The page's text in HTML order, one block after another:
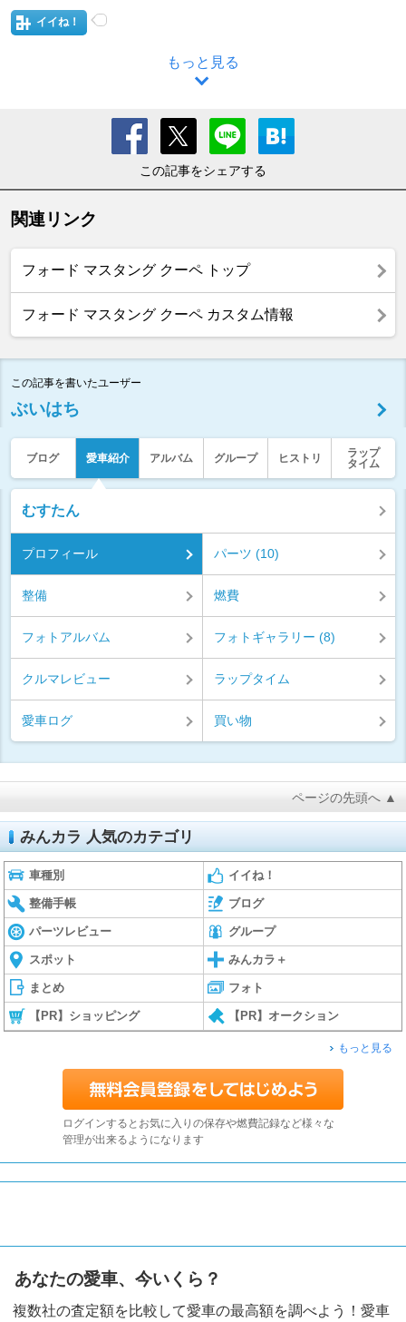
イイね！
もっと見る
この記事をシェアする
関連リンク
フォード マスタング クーペ トップ
フォード マスタング クーペ カスタム情報
この記事を書いたユーザー
ぶいはち
ブログ 愛車紹介 アルバム グループ ヒストリ
ラップ
タイム
むすたん
プロフィール パーツ (10)
整備 燃費
フォトアルバム フォトギャラリー (8)
クルマレビュー ラップタイム
愛車ログ 買い物
ページの先頭へ ▲
みんカラ 人気のカテゴリ
車種別 イイね！
整備手帳 ブログ
パーツレビュー グループ
スポット みんカラ＋
まとめ フォト
【PR】ショッピング 【PR】オークション
もっと見る
ログインするとお気に入りの保存や燃費記録など様々な
管理が出来るようになります
あなたの愛車、今いくら？
複数社の査定額を比較して愛車の最高額を調べよう！愛車